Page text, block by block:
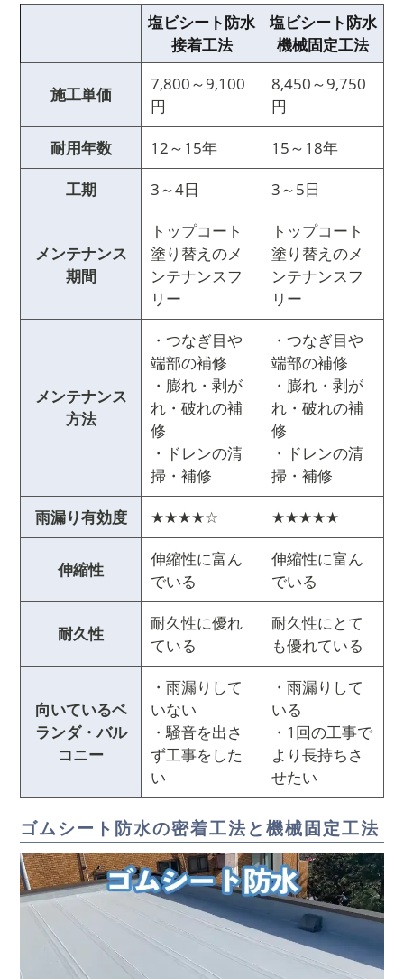
塩ビシート防水
接着工法
塩ビシート防水
機械固定工法
施工単価
7,800～9,100
円
8,450～9,750
円
耐用年数
12～15年
15～18年
工期
3～4日 3～5日
メンテナンス
期間
トップコート
塗り替えのメ
ンテナンスフ
リー
トップコート
塗り替えのメ
ンテナンスフ
リー
メンテナンス
方法
・つなぎ目や
端部の補修
・膨れ・剥が
れ・破れの補
修
・ドレンの清
掃・補修
・つなぎ目や
端部の補修
・膨れ・剥が
れ・破れの補
修
・ドレンの清
掃・補修
雨漏り有効度
★★★★☆ ★★★★★
伸縮性
伸縮性に富ん
でいる
伸縮性に富ん
でいる
耐久性
耐久性に優れ
ている
耐久性にとて
も優れている
向いているベ
ランダ・バル
コニー
・雨漏りして
いない
・騒音を出さ
ず工事をした
い
・雨漏りして
いる
・1回の工事で
より長持ちさ
せたい
ゴムシート防水の密着工法と機械固定工法